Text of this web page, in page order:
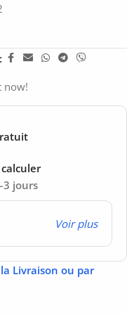
now!
jours
Voir plus
Livraison ou par